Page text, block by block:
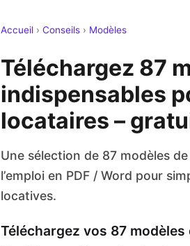
Accueil › Conseils › Modèles
Téléchargez 87
indispensables
locataires –
Une sélection de 87 modèles
l’emploi en PDF / Word pour
locatives.
Téléchargez vos 87 modèles